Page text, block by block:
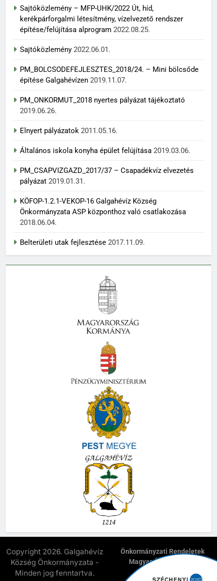
Sajtóközlemény – MFP-UHK/2022 Út, híd,
kerékpárforgalmi létesítmény, vízelvezető rendszer
építése/felújítása alprogram 2022.08.25.
Sajtóközlemény 2022.06.01.
PM_BOLCSODEFEJLESZTES_2018/24. – Mini bölcsőde
építése Galgahévízen 2019.11.07.
PM_ONKORMUT_2018 nyertes pályázat tájékoztató
2019.06.26.
Elnyert pályázatok 2011.05.16.
Általános iskola konyha épület felújítása 2019.03.06.
PM_CSAPVIZGAZD_2017/37 – Csapadékvíz elvezetés
pályázat 2019.01.31.
KÖFOP-1.2.1-VEKOP-16 Galgahévíz Község
Önkormányzata ASP központhoz való csatlakozása
2018.06.04.
Belterületi utak fejlesztése 2017.11.09.
Copyright 2026. Galgahévíz
Község Önkormányzata -
Minden jog fenntartva.
Önkormányzati Rendeletek
Magyar Államkincstár
E-Önkormányzat